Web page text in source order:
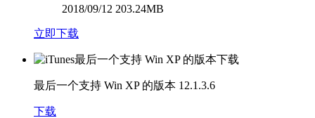
2018/09/12 203.24MB
立即下载
最后一个支持 Win XP 的版本 12.1.3.6
下载